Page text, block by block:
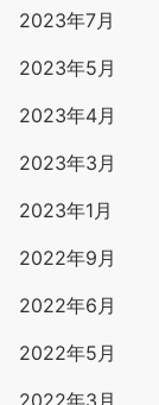
2023年7月
2023年5月
2023年4月
2023年3月
2023年1月
2022年9月
2022年6月
2022年5月